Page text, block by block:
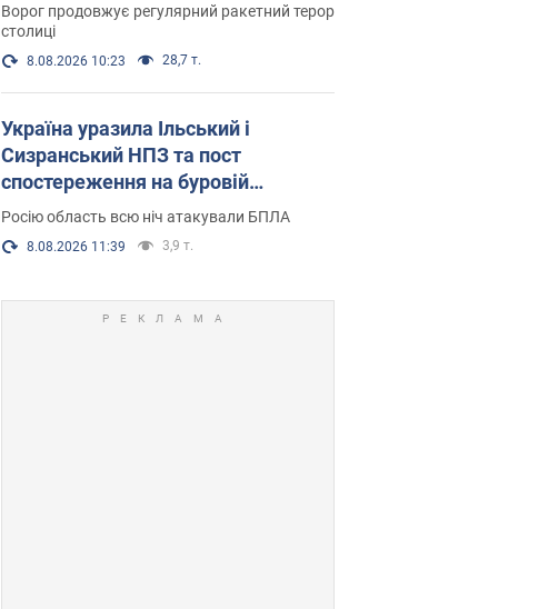
Ворог продовжує регулярний ракетний терор
столиці
8.08.2026 10:23 28,7 т.
Україна уразила Ільський і
Сизранський НПЗ та пост
спостереження на буровій
установці "Сиваш": Генштаб
розкрив деталі. Фото і відео
Росію область всю ніч атакували БПЛА
8.08.2026 11:39 3,9 т.